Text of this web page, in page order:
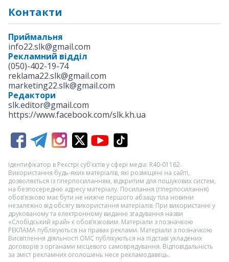
Контакти
Приймальня
info22.slk@gmail.com
Рекламний відділ
(050)-402-19-74
reklama22.slk@gmail.com
marketing22.slk@gmail.com
Редактори
slk.editor@gmail.com
https://www.facebook.com/slk.kh.ua
Ідентифікатор в Реєстрі суб’єктів у сфері медіа: R40-01162.
Використання будь-яких матеріалів, які розміщені на сайті,
дозволяється із гіперпосиланням, відкритим для пошукових систем,
на безпосередню адресу матеріалу. Посилання (гіперпосилання)
обов’язково має бути не нижче першого абзацу тіла новини
незалежно від обсягу використання матеріалів. При використанні у
друкованому та електронному виданні згадування назви
«Слобідський край» є обов’язковим. Матеріали з позначкою
РЕКЛАМА публікуються на правах реклами. Матеріали з позначкою
Висвітлення діяльності ОМС публікуються на підставі укладених
договорів з органами місцевого самоврядування. Відповідальність
за зміст рекламних оголошень несе рекламодавець.